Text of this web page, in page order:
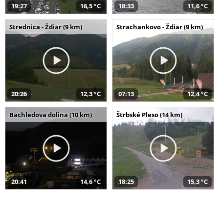
19:27 16,5 °C 18:33 11,6 °C
Strednica - Ždiar (9 km)
20:26 12,3 °C
Strachankovo - Ždiar (9 km)
07:13 12,4 °C
Bachledova dolina (10 km)
20:41 14,6 °C
Štrbské Pleso (14 km)
18:25 15,3 °C